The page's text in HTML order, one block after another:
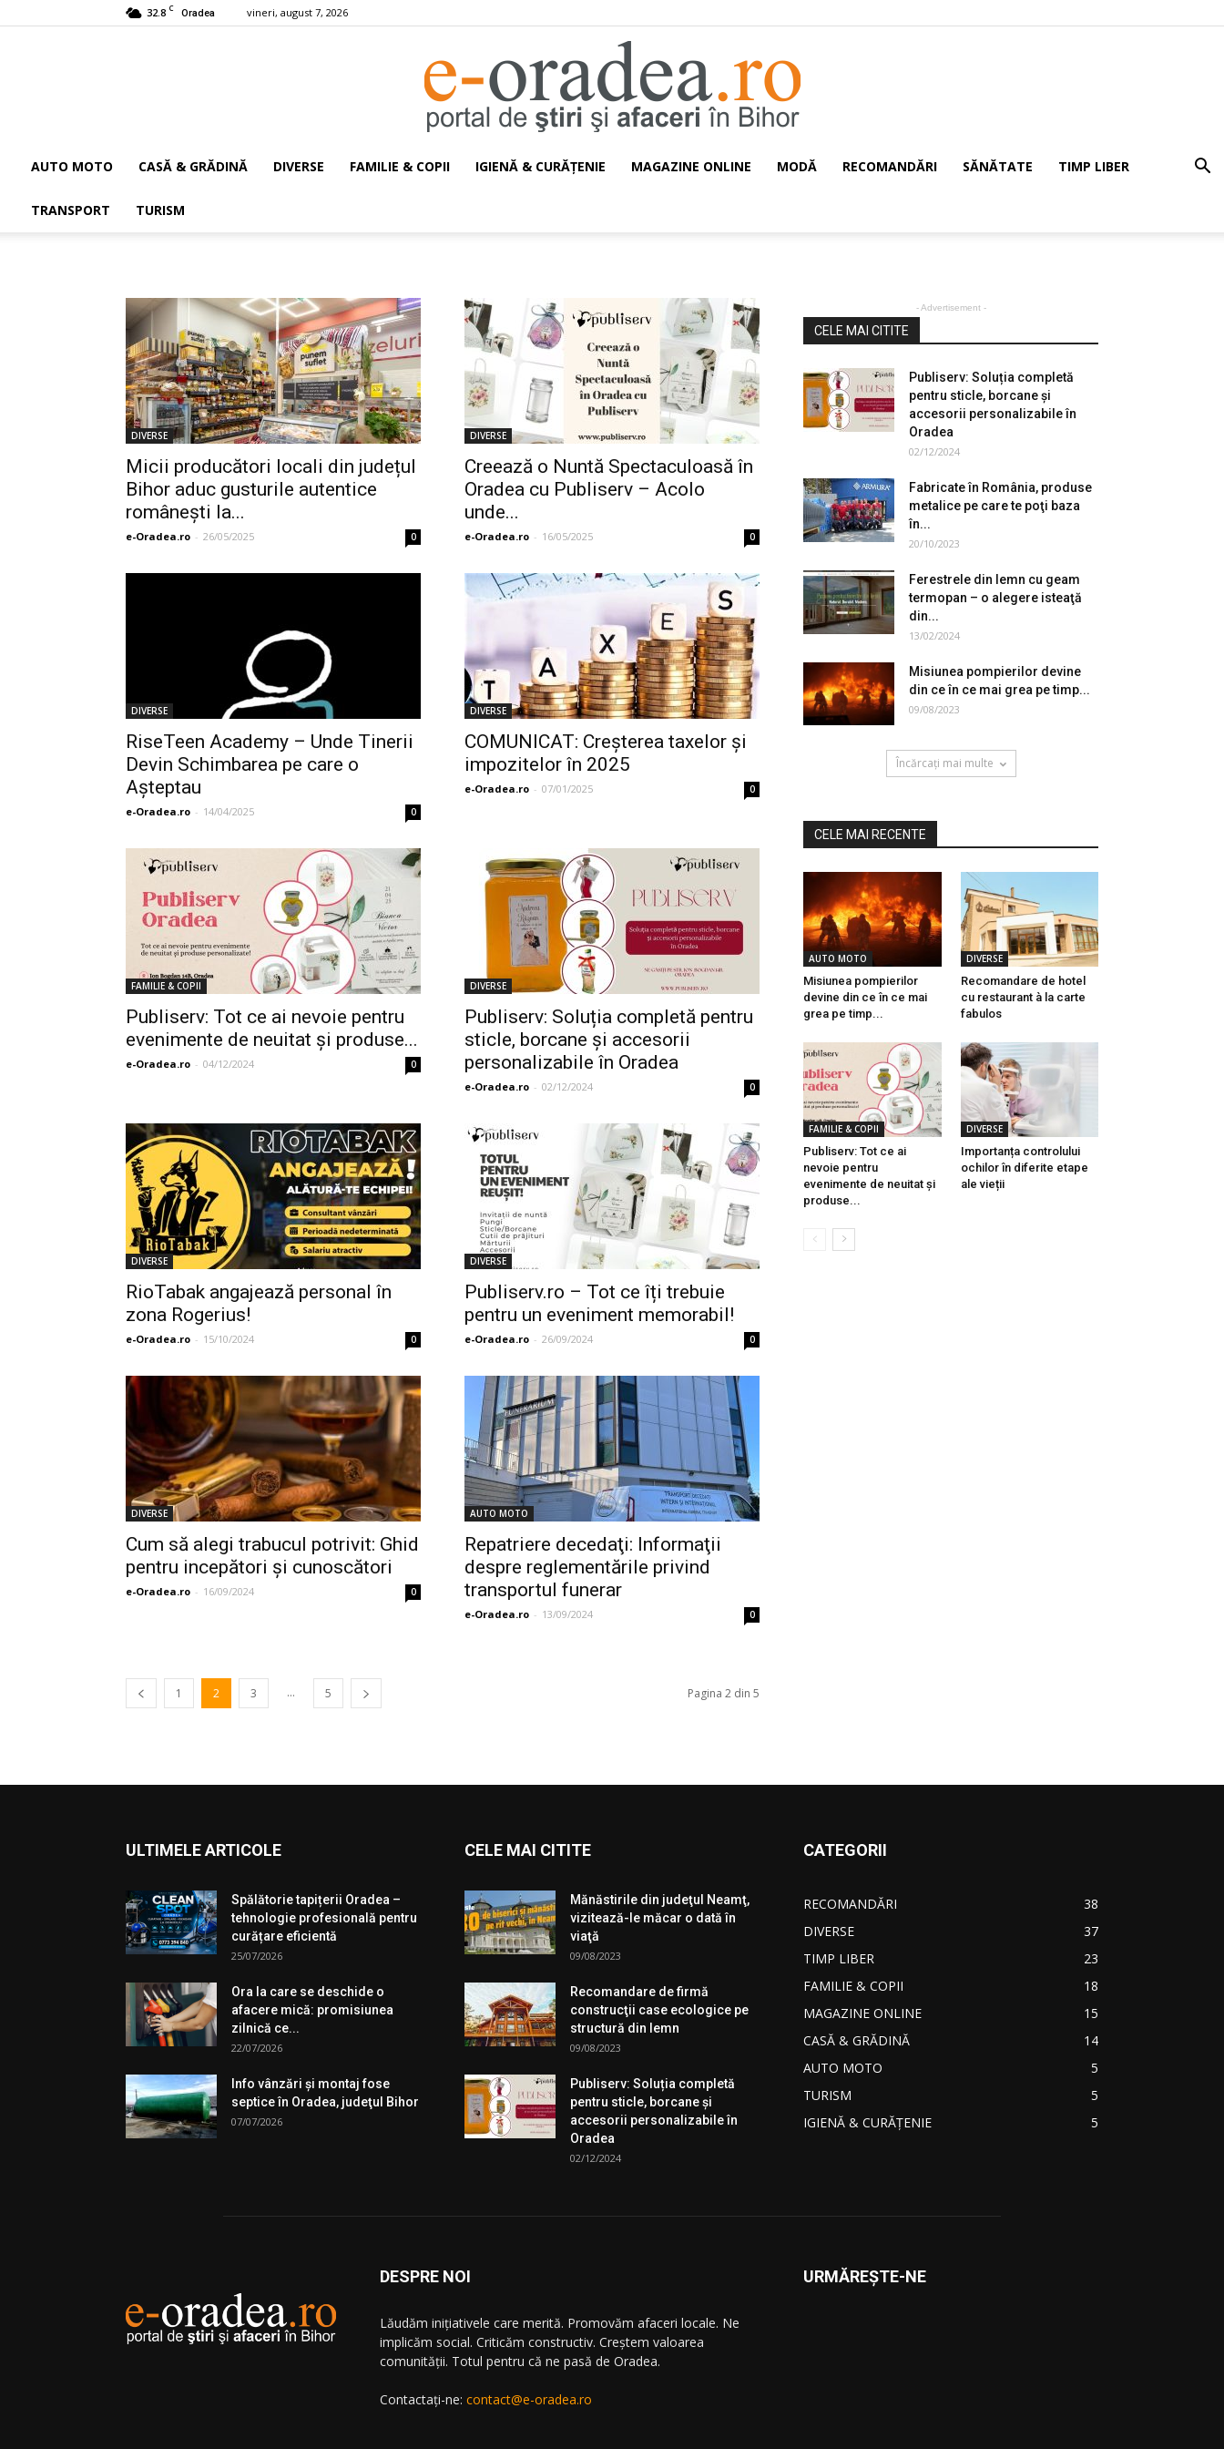
32.8 C Oradea vineri, august 7, 2026
Oradea.ro
AUTO MOTO CASĂ & GRĂDINĂ DIVERSE FAMILIE & COPII IGIENĂ & CURĂŢENIE MAGAZINE ONLINE MODĂ RECOMANDĂRI SĂNĂTATE TIMP LIBER
TRANSPORT TURISM
DIVERSE
Micii producători locali din județul
Bihor aduc gusturile autentice
românești la...
e-Oradea.ro - 26/05/2025 0
DIVERSE
Creează o Nuntă Spectaculoasă în
Oradea cu Publiserv – Acolo
unde...
e-Oradea.ro - 16/05/2025 0
DIVERSE
RiseTeen Academy – Unde Tinerii
Devin Schimbarea pe care o
Așteptau
e-Oradea.ro - 14/04/2025 0
DIVERSE
COMUNICAT: Creșterea taxelor și
impozitelor în 2025
e-Oradea.ro - 07/01/2025 0
FAMILIE & COPII
Publiserv: Tot ce ai nevoie pentru
evenimente de neuitat și produse...
e-Oradea.ro - 04/12/2024 0
DIVERSE
Publiserv: Soluția completă pentru
sticle, borcane și accesorii
personalizabile în Oradea
e-Oradea.ro - 02/12/2024 0
DIVERSE
RioTabak angajează personal în
zona Rogerius!
e-Oradea.ro - 15/10/2024 0
DIVERSE
Publiserv.ro – Tot ce îți trebuie
pentru un eveniment memorabil!
e-Oradea.ro - 26/09/2024 0
DIVERSE
Cum să alegi trabucul potrivit: Ghid
pentru incepători și cunoscători
e-Oradea.ro - 16/09/2024 0
AUTO MOTO
Repatriere decedaţi: Informaţii
despre reglementările privind
transportul funerar
e-Oradea.ro - 13/09/2024 0
1 2 3 ... 5 Pagina 2 din 5
- Advertisement -
CELE MAI CITITE
Publiserv: Soluția completă
pentru sticle, borcane și
accesorii personalizabile în
Oradea
02/12/2024
Fabricate în România, produse
metalice pe care te poţi baza
în...
20/10/2023
Ferestrele din lemn cu geam
termopan – o alegere isteaţă
din...
13/02/2024
Misiunea pompierilor devine
din ce în ce mai grea pe timp...
09/08/2023
Încărcați mai multe
CELE MAI RECENTE
AUTO MOTO
Misiunea pompierilor
devine din ce în ce mai
grea pe timp...
DIVERSE
Recomandare de hotel
cu restaurant à la carte
fabulos
FAMILIE & COPII
Publiserv: Tot ce ai
nevoie pentru
evenimente de neuitat și
produse...
DIVERSE
Importanța controlului
ochilor în diferite etape
ale vieții
ULTIMELE ARTICOLE
Spălătorie tapițerii Oradea –
tehnologie profesională pentru
curățare eficientă
25/07/2026
Ora la care se deschide o
afacere mică: promisiunea
zilnică ce...
22/07/2026
Info vânzări şi montaj fose
septice în Oradea, judeţul Bihor
07/07/2026
CELE MAI CITITE
Mănăstirile din judeţul Neamţ,
vizitează-le măcar o dată în
viaţă
09/08/2023
Recomandare de firmă
construcţii case ecologice pe
structură din lemn
09/08/2023
Publiserv: Soluția completă
pentru sticle, borcane și
accesorii personalizabile în
Oradea
02/12/2024
CATEGORII
RECOMANDĂRI
38
DIVERSE
37
TIMP LIBER
23
FAMILIE & COPII
18
MAGAZINE ONLINE
15
CASĂ & GRĂDINĂ
14
AUTO MOTO
5
TURISM
5
IGIENĂ & CURĂŢENIE
5
DESPRE NOI
Lăudăm iniţiativele care merită. Promovăm afaceri locale. Ne
implicăm social. Criticăm constructiv. Creştem valoarea
comunităţii. Totul pentru că ne pasă de Oradea.
Contactați-ne: contact@e-oradea.ro
URMĂREŞTE-NE